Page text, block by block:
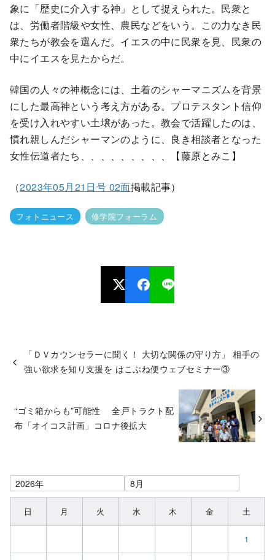
象に「歴史に介入する神」として捉えられた。民衆と
は、労働者階級や女性、農民などをいう。この力なき民
衆たちが教会を選んだ。イエスの中に民衆を見、民衆の
中にイエスを見たからだ。
韓国の人々の神概念には、土着のシャーマニズムを背景
にした最高神という考え方がある。プロテスタント信仰
を受け入れやすい土壌があった。教会で活躍したのは、
慣れ親しんだシャーマンのように、良き相談者となった
女性伝道者たち、、、、、、、、、【藤原とみこ】
（2023年05月21日号 02面掲載記事）
フォトニュース 修学院フォーラム
「ＤＶカウンセラーに聞く！ 大切な関係の守り方」 相手の
強い欲求を知り支援を はこぶね便ウェブセミナー③
“ゴミ箱からも”可能性 全戸トラクト配
布「オイコス計画」コロナ後拡大
日 月 火 水 木 金 土
1